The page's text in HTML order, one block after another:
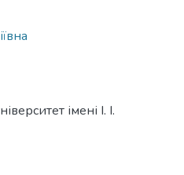
імені І. І.